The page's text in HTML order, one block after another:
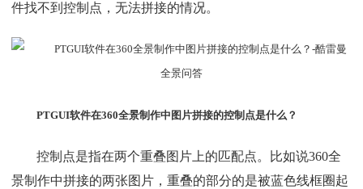
件找不到控制点，无法拼接的情况。
PTGUI软件在360全景制作中图片拼接的控制点是什么？
控制点是指在两个重叠图片上的匹配点。比如说360全
景制作中拼接的两张图片，重叠的部分的是被蓝色线框圈起